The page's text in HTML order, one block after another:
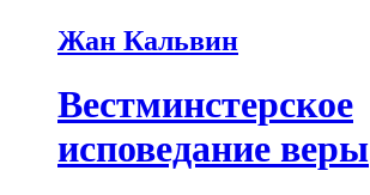
Жан Кальвин
Вестминстерское
исповедание веры